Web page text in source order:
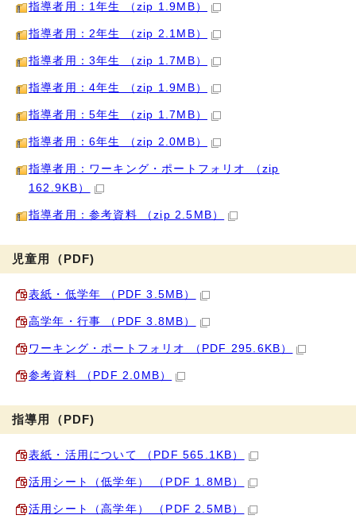
指導者用：1年生 （zip 1.9MB）
指導者用：2年生 （zip 2.1MB）
指導者用：3年生 （zip 1.7MB）
指導者用：4年生 （zip 1.9MB）
指導者用：5年生 （zip 1.7MB）
指導者用：6年生 （zip 2.0MB）
指導者用：ワーキング・ポートフォリオ （zip
162.9KB）
指導者用：参考資料 （zip 2.5MB）
児童用（PDF)
表紙・低学年 （PDF 3.5MB）
高学年・行事 （PDF 3.8MB）
ワーキング・ポートフォリオ （PDF 295.6KB）
参考資料 （PDF 2.0MB）
指導用（PDF)
表紙・活用について （PDF 565.1KB）
活用シート（低学年） （PDF 1.8MB）
活用シート（高学年） （PDF 2.5MB）